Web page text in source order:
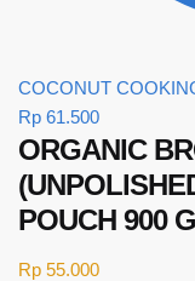
COCONUT
Rp 61.500
ORGANIC
POUCH 900
Rp 55.000